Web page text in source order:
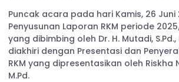
Puncak acara pada hari Kamis, 26 Juni
Penyusunan Laporan RKM periode
yang dibimbing oleh Dr. H. Mutadi, S.Pd.,
diakhiri dengan Presentasi dan
RKM yang dipresentasikan oleh Riskha
M.Pd.